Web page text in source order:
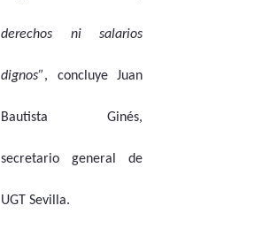
derechos ni salarios
dignos”, concluye Juan
Bautista Ginés,
secretario general de
UGT Sevilla.